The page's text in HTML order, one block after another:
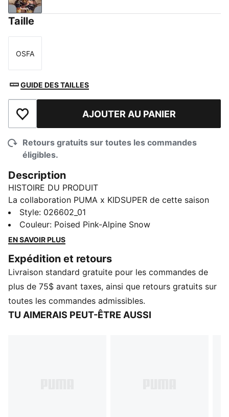
Taille
Taille
OSFA
GUIDE DES TAILLES
Ajouter à la liste de souhaits
AJOUTER AU PANIER
Retours gratuits sur toutes les commandes
éligibles.
Description
HISTOIRE DU PRODUIT
La collaboration PUMA x KIDSUPER de cette saison
marie l’art et le sport. La collection présente un
mélange éclectique de designs athlétiques rétro et de
graphismes artistiques contemporains. Les points
une doudoune avec des coutures minutieuses et des
maillots décorés d’imprimés aquarelles.
DÉTAILS
Structure : Bonnet à revers
Coupe : Ample
Style: 026602_01
Couleur: Poised Pink-Alpine Snow
EN SAVOIR PLUS
Expédition et retours
Livraison standard gratuite pour les commandes de
plus de 75$ avant taxes, ainsi que retours gratuits sur
toutes les commandes admissibles.
TU AIMERAIS PEUT-ÊTRE AUSSI